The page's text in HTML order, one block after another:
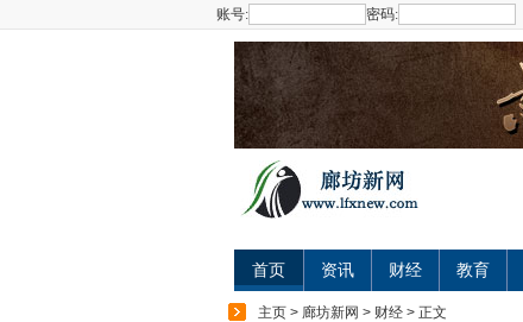
账号: 密码:
首页 资讯 财经 教育
主页 > 廊坊新网 > 财经 > 正文